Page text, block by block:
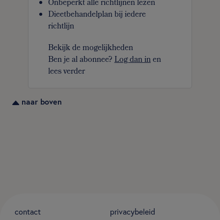
Onbeperkt alle richtlijnen lezen
Dieetbehandelplan bij iedere
richtlijn
Bekijk de mogelijkheden
Ben je al abonnee?Log dan inen
lees verder
naar boven
contact
privacybeleid